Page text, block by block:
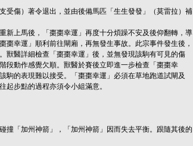
受傷）著令退出，並由後備馬匹「生生發發」（莫雷拉）補
新上馬後，「棗棗幸運」再度十分煩躁不安及後仰翻轉，導
幸運」順利前往閘廂，再無發生事故。此宗事件發生後，
獸醫詳細檢查「棗棗幸運」後，並無發現該駒有可見的傷
段動作感覺欠順。獸醫於賽後立即進一步檢查「棗棗幸
駒的表現難以接受。「棗棗幸運」必須在草地跑道試閘及
起步點的過程亦須令小組滿意。
撞「加州神箭」，「加州神箭」因而失去平衡。跟隨其後的